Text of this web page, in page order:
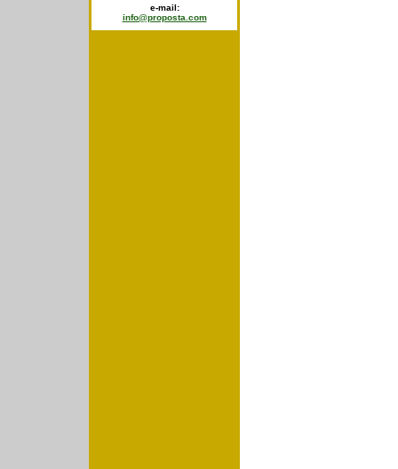
e-mail:
info@proposta.com